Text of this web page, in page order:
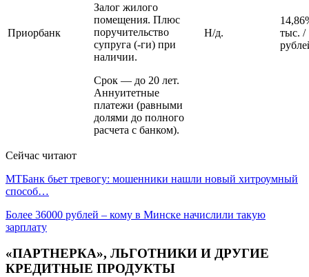
Приорбанк
Залог жилого
помещения. Плюс
поручительство
супруга (-ги) при
наличии.
Срок — до 20 лет.
Аннуитетные
платежи (равными
долями до полного
расчета с банком).
Н/д.
тыс. /
Сейчас читают
МТБанк бьет тревогу: мошенники нашли новый хитроумный
способ…
Более 36000 рублей – кому в Минске начислили такую
зарплату
«ПАРТНЕРКА», ЛЬГОТНИКИ И ДРУГИЕ
КРЕДИТНЫЕ ПРОДУКТЫ